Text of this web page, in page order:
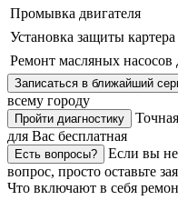
Промывка двигателя
Установка защиты картера
Ремонт масляных насосов
Записаться в ближайший
всему городу
Пройти диагностику
для Вас бесплатная
Есть вопросы?
Если вы
вопрос, просто оставьте
Что включают в себя